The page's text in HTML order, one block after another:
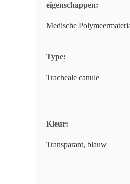
eigenschappen:
Medische
Type:
Tracheale canule
Kleur:
Transparant, blauw